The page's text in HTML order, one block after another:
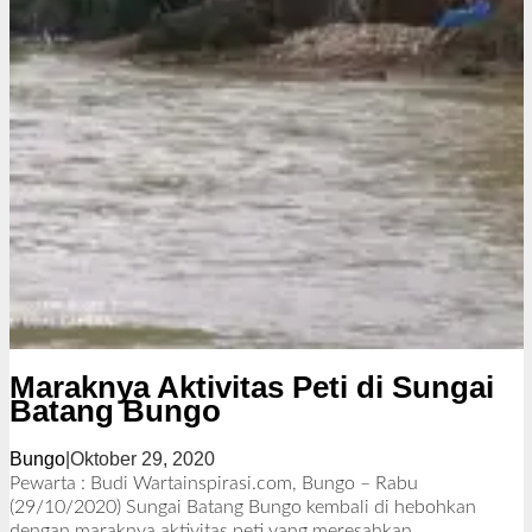
Maraknya Aktivitas Peti di Sungai
Batang Bungo
Bungo| Oktober 29, 2020o
l
e
Pewarta : Budi Wartainspirasi.com, Bungo – Rabu
(29/10/2020) Sungai Batang Bungo kembali di hebohkan